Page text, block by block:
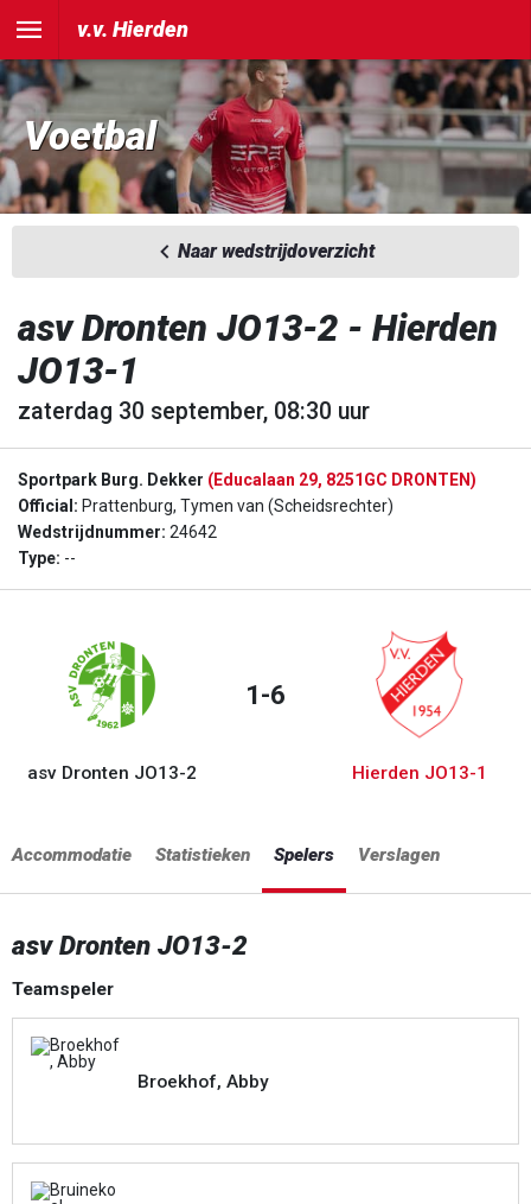
v.v. Hierden
Voetbal
Naar wedstrijdoverzicht
asv Dronten JO13-2 - Hierden
JO13-1
zaterdag 30 september, 08:30 uur
Sportpark Burg. Dekker (Educalaan 29, 8251GC DRONTEN)
Official: Prattenburg, Tymen van (Scheidsrechter)
Wedstrijdnummer: 24642
Type: --
asv Dronten JO13-2
1-6
Hierden JO13-1
Accommodatie Statistieken Spelers Verslagen
asv Dronten JO13-2
Teamspeler
Broekhof, Abby